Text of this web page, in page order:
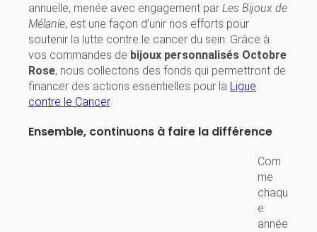
annuelle, menée avec engagement par Les Bijoux de
Mélanie, est une façon d’unir nos efforts pour
soutenir la lutte contre le cancer du sein. Grâce à
vos commandes de bijoux personnalisés Octobre
Rose, nous collectons des fonds qui permettront de
financer des actions essentielles pour la Ligue
contre le Cancer.
Ensemble, continuons à faire la différence
Com
me
chaqu
e
année